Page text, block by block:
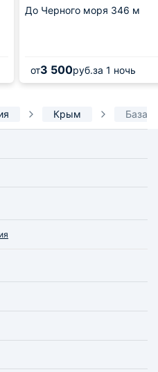
До Черного моря 346 м
от3 500руб.за 1 ночь
Крым База